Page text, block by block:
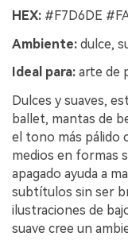
HEX: #F7D6DE
Ambiente: dulce,
Ideal para: arte de
Dulces y suaves,
ballet, mantas de
el tono más pálido
medios en formas
apagado ayuda a
subtítulos sin ser
ilustraciones de
suave cree un